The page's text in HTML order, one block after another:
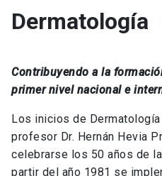
Dermatología
Contribuyendo a la
primer nivel nacional e
Los inicios de
profesor Dr. Hernán Hevia
celebrarse los 50 años de
partir del año 1981 se